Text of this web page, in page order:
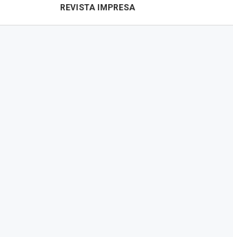
REVISTA IMPRESA